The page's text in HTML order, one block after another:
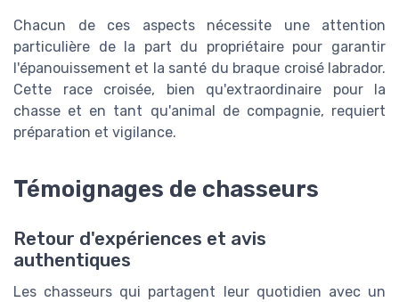
Chacun de ces aspects nécessite une attention
particulière de la part du propriétaire pour garantir
l'épanouissement et la santé du braque croisé labrador.
Cette race croisée, bien qu'extraordinaire pour la
chasse et en tant qu'animal de compagnie, requiert
préparation et vigilance.
Témoignages de chasseurs
Retour d'expériences et avis
authentiques
Les chasseurs qui partagent leur quotidien avec un